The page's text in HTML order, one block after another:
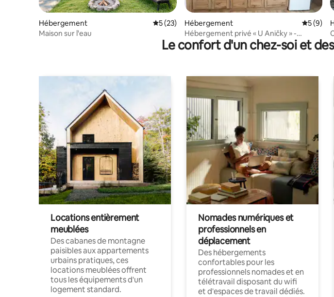
Hébergement Évaluation moyenne sur la base de 23 commentaires :
5 (23)
Maison sur l'eau
Hébergement
5 (9)
Hébergement privé « U Aničky » -
appartement n° 2
Le confort d'un chez-soi et
Locations entièrement
meublées
Des cabanes de montagne
paisibles aux appartements
urbains pratiques, ces
locations meublées offrent
tous les équipements d'un
logement standard.
Nomades numériques et
professionnels en
déplacement
Des hébergements
confortables pour les
professionnels nomades et en
télétravail disposant du wifi
et d'espaces de travail dédiés.